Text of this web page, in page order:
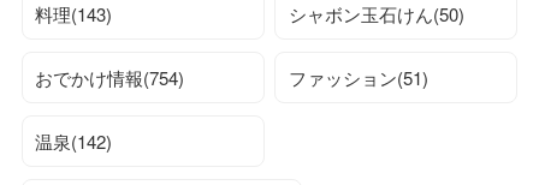
料理(143) シャボン玉石けん(50)
おでかけ情報(754) ファッション(51)
温泉(142)